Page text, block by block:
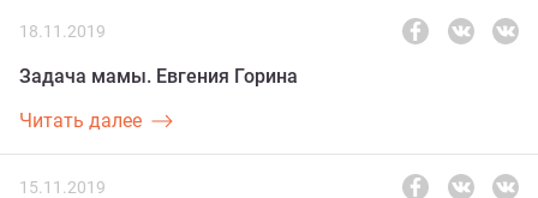
18.11.2019
Задача мамы. Евгения Горина
Читать далее
15.11.2019